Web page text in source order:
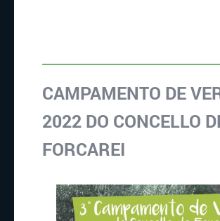
CAMPAMENTO DE
2022 DO CONCELLO
FORCAREI